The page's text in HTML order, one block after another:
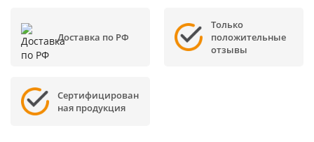
Доставка по РФ
Только
положительные
отзывы
Сертифицирован
ная продукция